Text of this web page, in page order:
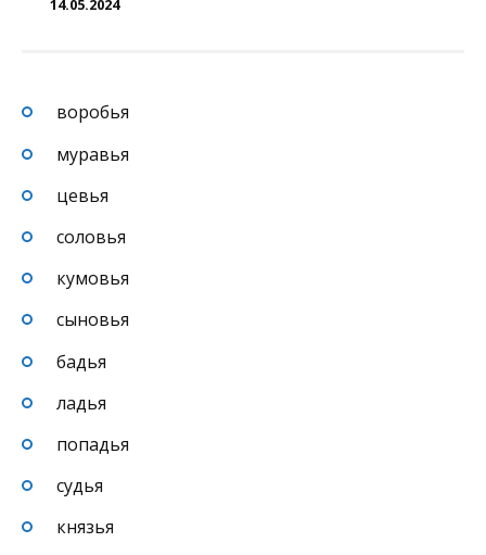
14.05.2024
воробья
муравья
цевья
соловья
кумовья
сыновья
бадья
ладья
попадья
судья
князья